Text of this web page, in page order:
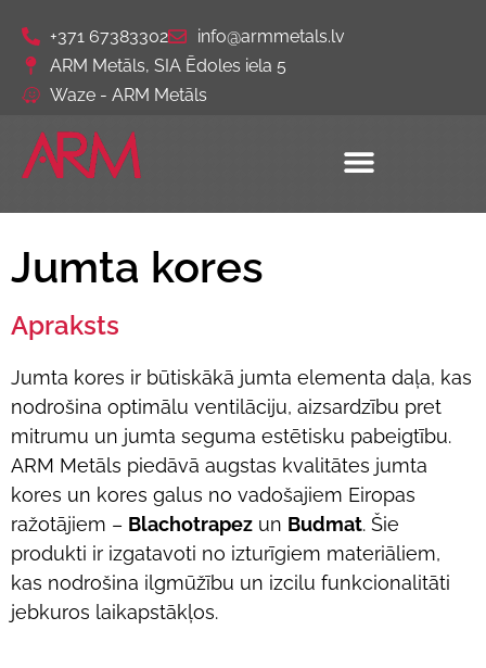
+371 67383302
info@armmetals.lv
ARM Metāls, SIA Ēdoles iela 5
Waze - ARM Metāls
Jumta kores
Apraksts
Jumta kores ir būtiskākā jumta elementa daļa, kas
nodrošina optimālu ventilāciju, aizsardzību pret
mitrumu un jumta seguma estētisku pabeigtību.
ARM Metāls piedāvā augstas kvalitātes jumta
kores un kores galus no vadošajiem Eiropas
ražotājiem – Blachotrapez un Budmat. Šie
produkti ir izgatavoti no izturīgiem materiāliem,
kas nodrošina ilgmūžību un izcilu funkcionalitāti
jebkuros laikapstākļos.